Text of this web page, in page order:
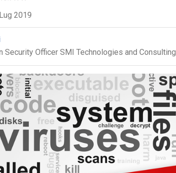
2019
Security Officer SMI Technologies and Consulting